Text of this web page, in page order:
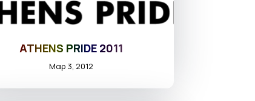
ATHENS PRIDE 2011
Μαρ 3, 2012